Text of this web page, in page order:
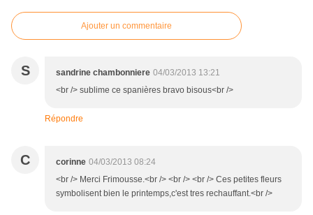
Ajouter un commentaire
S sandrine chambonniere 04/03/2013 13:21
<br /> sublime ce spanières bravo bisous<br />
Répondre
C corinne 04/03/2013 08:24
<br /> Merci Frimousse.<br /> <br /> <br /> Ces petites fleurs
symbolisent bien le printemps,c'est tres rechauffant.<br />